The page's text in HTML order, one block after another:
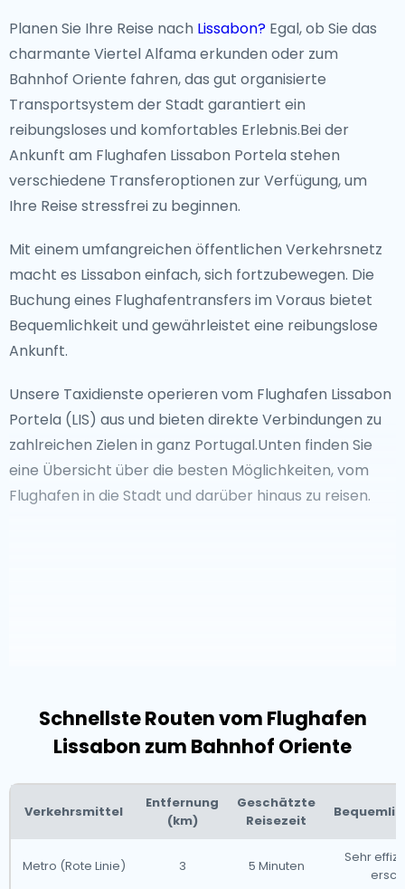
Planen Sie Ihre Reise nach Lissabon? Egal, ob Sie das
charmante Viertel Alfama erkunden oder zum
Bahnhof Oriente fahren, das gut organisierte
Transportsystem der Stadt garantiert ein
reibungsloses und komfortables Erlebnis.Bei der
Ankunft am Flughafen Lissabon Portela stehen
verschiedene Transferoptionen zur Verfügung, um
Ihre Reise stressfrei zu beginnen.
Mit einem umfangreichen öffentlichen Verkehrsnetz
macht es Lissabon einfach, sich fortzubewegen. Die
Buchung eines Flughafentransfers im Voraus bietet
Bequemlichkeit und gewährleistet eine reibungslose
Ankunft.
Unsere Taxidienste operieren vom Flughafen Lissabon
Portela (LIS) aus und bieten direkte Verbindungen zu
zahlreichen Zielen in ganz Portugal.Unten finden Sie
eine Übersicht über die besten Möglichkeiten, vom
Flughafen in die Stadt und darüber hinaus zu reisen.
Schnellste Routen vom Flughafen
Lissabon zum Bahnhof Oriente
Verkehrsmittel
Entfernung
(km)
Geschätzte
Reisezeit
Metro (Rote Linie) 3 5 Minuten
Sehr